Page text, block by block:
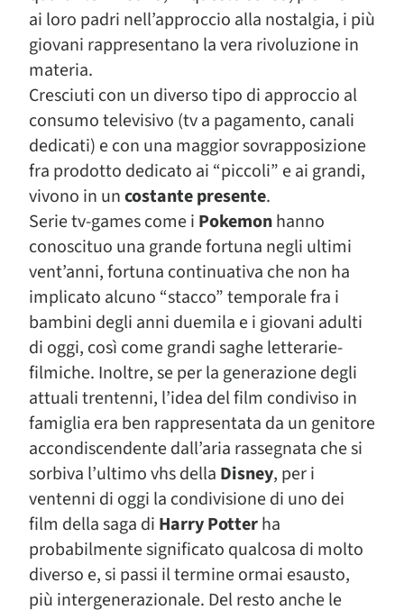
ai loro padri nell’approccio alla nostalgia, i più
giovani rappresentano la vera rivoluzione in
materia.
Cresciuti con un diverso tipo di approccio al
consumo televisivo (tv a pagamento, canali
dedicati) e con una maggior sovrapposizione
fra prodotto dedicato ai “piccoli” e ai grandi,
vivono in uncostante presente.
Serie tv-games come i Pokemonhanno
conoscituo una grande fortuna negli ultimi
vent’anni, fortuna continuativa che non ha
implicato alcuno “stacco” temporale fra i
bambini degli anni duemila e i giovani adulti
di oggi, così come grandi saghe letterarie-
filmiche. Inoltre, se per la generazione degli
attuali trentenni, l’idea del film condiviso in
famiglia era ben rappresentata da un genitore
accondiscendente dall’aria rassegnata che si
sorbiva l’ultimo vhs della Disney, per i
ventenni di oggi la condivisione di uno dei
film della saga di Harry Potterha
probabilmente significato qualcosa di molto
diverso e, si passi il termine ormai esausto,
più intergenerazionale. Del resto anche le